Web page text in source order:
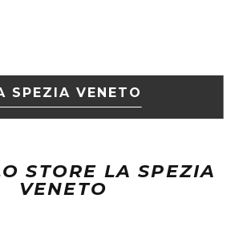
SPEZIA VENETO
STORE LA SPEZIA
VENETO